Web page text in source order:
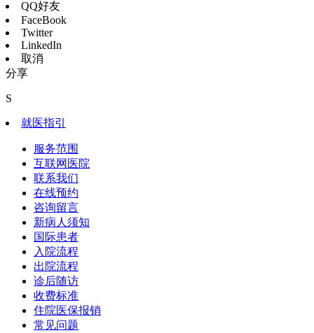
QQ好友
FaceBook
Twitter
LinkedIn
取消
分享
S
就医指引
服务范围
互联网医院
联系我们
在线预约
咨询留言
新病人须知
国际患者
入院流程
出院流程
诊后随访
收费标准
住院医保报销
常见问题